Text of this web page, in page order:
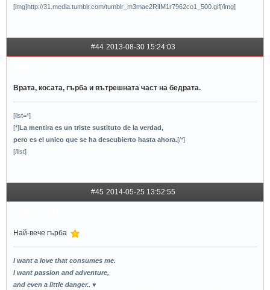
[img]http://31.media.tumblr.com/tumblr_m3mae2RiIM1r7962co1_500.gif[/img]
#44 2013-08-30 15:24:03
Врата, косата, гърба и вътрешната част на бедрата.
[list=*]
[*] La mentira es un triste sustituto de la verdad,
pero es el unico que se ha descubierto hasta ahora.[/*]
[/list]
#45 2014-05-25 13:52:55
Най-вече гърба
I want a love that consumes me.
I want passion and adventure,
and even a little danger.. ♥